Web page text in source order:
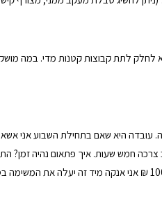
כלל יש 4-6 קטגוריות, אם יש לך יותר בסדר, רק שים לב
שעות. איך פתאום נהיה זמן?